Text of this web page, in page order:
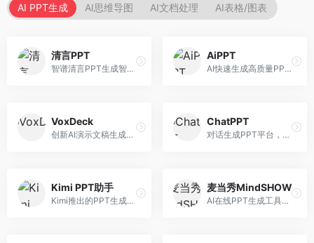
AI PPT生成 AI思维导图 AI文档处理 AI表格/图表
清言PPT
智谱清言PPT生成智能体，基于GLM大模型。面向智谱用户，支持对话生成PPT、内容优化等服务，与智谱生态深度整合。
AiPPT
AI快速生成高质量PPT平台，支持主题定制。面向职场人士和学生，提供一键生成、模板选择、内容优化等服务，PPT制作速度快，设计质量高。
VoxDeck
创新AI演示文稿生成工具，支持语音交互创作。面向职场人士，支持语音输入、PPT生成、内容优化等功能，语音创作体验便捷。
ChatPPT
对话生成PPT平台，支持自然语言交互创作。面向职场人士和教育工作者，通过对话方式完成PPT制作，交互体验友好，创作过程直观。
Kimi PPT助手
Kimi推出的PPT生成智能体，整合长文本处理能力。面向职场人士和学生，支持文档解析、PPT生成、内容优化等服务，与Kimi生态深度整合。
麦当秀MindSHOW
AI在线PPT生成工具，支持思维导图转PPT。面向职场人士，提供思维导图导入、PPT生成、模板选择等服务，思维导图转PPT效率高。